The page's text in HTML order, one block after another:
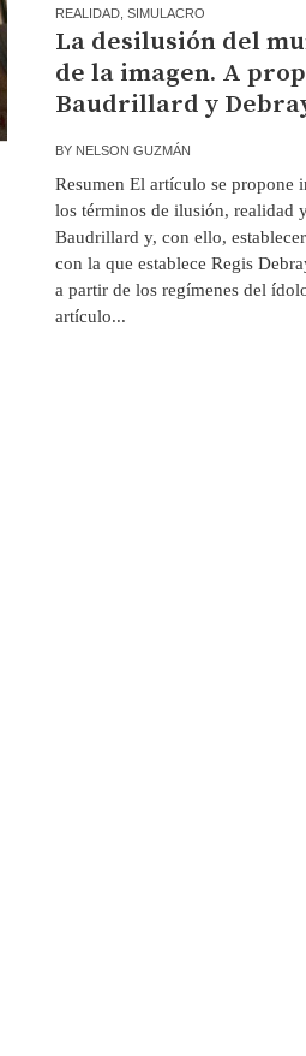
REALIDAD, SIMULACRO
La desilusión del
de la imagen. A
Baudrillard y
BY NELSON GUZMÁN
Resumen El artículo se propone
los términos de ilusión, realidad
Baudrillard y, con ello,
con la que establece Regis
a partir de los regímenes del
artículo...